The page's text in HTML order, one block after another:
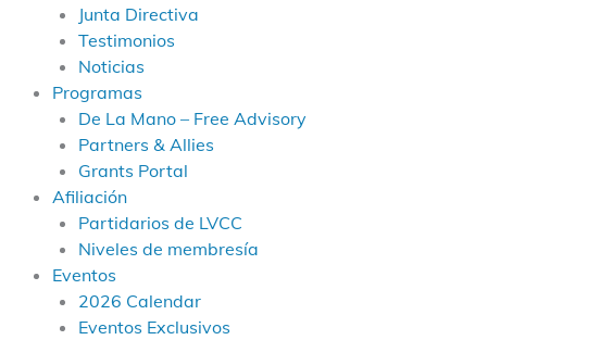
Junta Directiva
Testimonios
Noticias
Programas
De La Mano – Free Advisory
Partners & Allies
Grants Portal
Afiliación
Partidarios de LVCC
Niveles de membresía
Eventos
2026 Calendar
Eventos Exclusivos